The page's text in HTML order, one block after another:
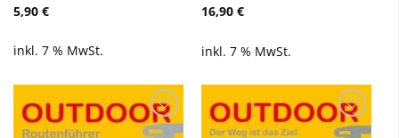
5,90 €
inkl. 7 % MwSt.
16,90 €
inkl. 7 % MwSt.